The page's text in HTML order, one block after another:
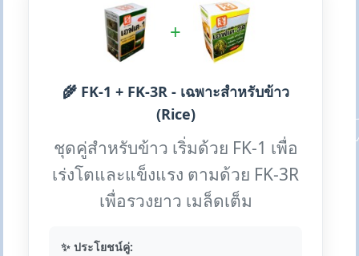
+
🌾 FK-1 + FK-3R - เฉพาะสำหรับข้าว
(Rice)
ชุดคู่สำหรับข้าว เริ่มด้วย FK-1 เพื่อ
เร่งโตและแข็งแรง ตามด้วย FK-3R
เพื่อรวงยาว เมล็ดเต็ม
✨ ประโยชน์คู่: